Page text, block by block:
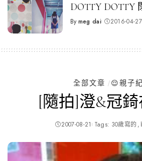
DOTTY DOTTY
Posted
By meg dai 2016-04-27
全部文章 😌親子
[隨拍]澄&冠
2007-08-21 Tags: 30歲寫的